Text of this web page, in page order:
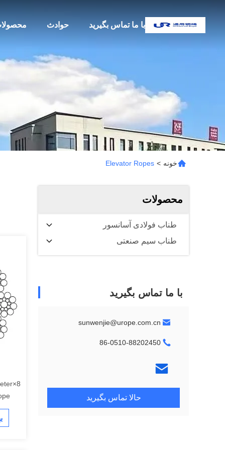
حوادث با ما تماس بگیرید
خونه >
Elevator Ropes
محصولات
طناب فولادی آسانسور
طناب سیم صنعتی
با ما تماس بگیرید
sunwenjie@urope.com.cn
86-0510-88202450
حالا تماس بگیرید